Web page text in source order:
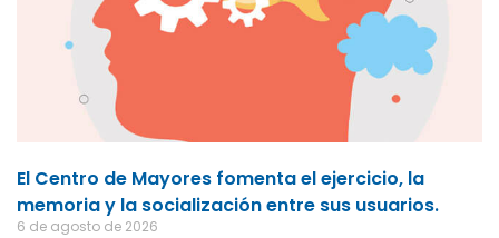
El Centro de Mayores fomenta el ejercicio, la
memoria y la socialización entre sus usuarios.
6 de agosto de 2026